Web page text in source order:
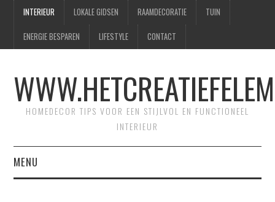
INTERIEUR LOKALE GIDSEN RAAMDECORATIE TUIN
ENERGIE BESPAREN LIFESTYLE CONTACT
HOMEDECOR TIPS VOOR EEN STIJLVOL EN FUNCTIONEEL
INTERIEUR
MENU